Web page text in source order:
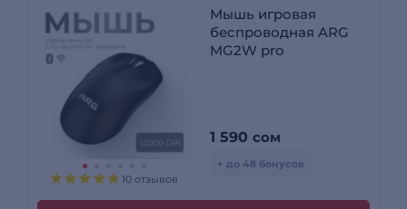
10 отзывов
Мышь игровая
беспроводная ARG
MG2W pro
1 590 сом
+ до 48 бонусов